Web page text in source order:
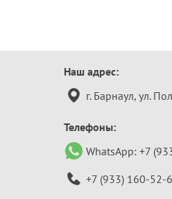
Контактная
информация
Наш адрес:
г. Барнаул, ул.
Телефоны:
WhatsApp: +7
+7 (933) 160-52-